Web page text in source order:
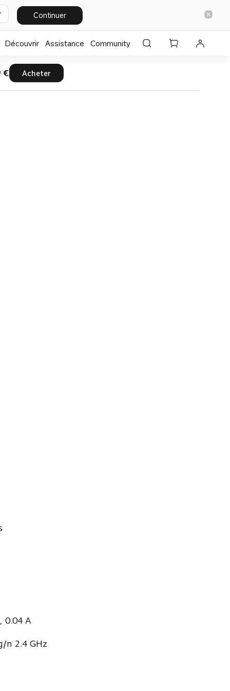
Continuer
Découvrir Assistance Community
€ Acheter
0.04 A
n 2.4 GHz